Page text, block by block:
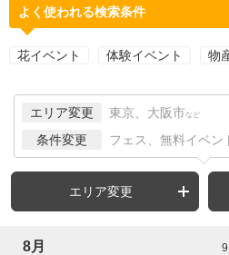
よく使われる検索条件
花イベント 体験イベント 物
エリア変更 東京、大阪市 など
条件変更 フェス、無料イベン
エリア変更
8月 9